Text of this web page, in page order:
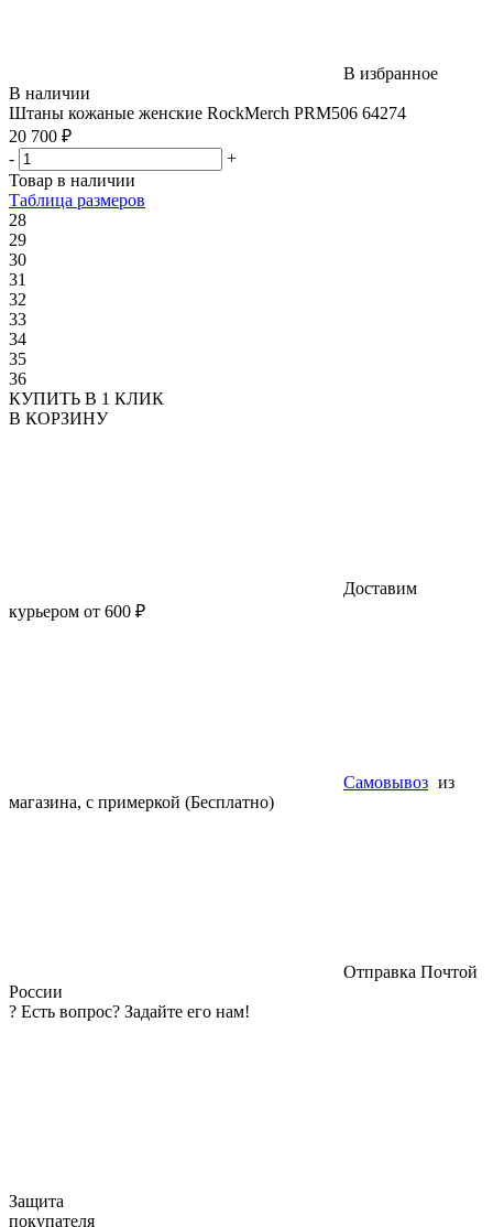
В избранное
В наличии
Штаны кожаные женские RockMerch PRM506 64274
20 700 ₽
-
+
Товар в наличии
Таблица размеров
28
29
30
31
32
33
34
35
36
КУПИТЬ В 1 КЛИК
В КОРЗИНУ
Доставим
курьером от 600 ₽
Самовывоз из
магазина, с примеркой (Бесплатно)
Отправка Почтой
России
? Есть вопрос? Задайте его нам!
Защита
покупателя